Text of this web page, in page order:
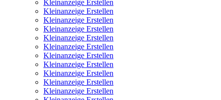
Kleinanzeige Erstellen
Kleinanzeige Erstellen
Kleinanzeige Erstellen
Kleinanzeige Erstellen
Kleinanzeige Erstellen
Kleinanzeige Erstellen
Kleinanzeige Erstellen
Kleinanzeige Erstellen
Kleinanzeige Erstellen
Kleinanzeige Erstellen
Kleinanzeige Erstellen